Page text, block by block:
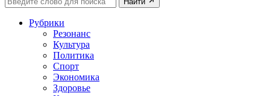
Рубрики
Резонанс
Культура
Политика
Спорт
Экономика
Здоровье